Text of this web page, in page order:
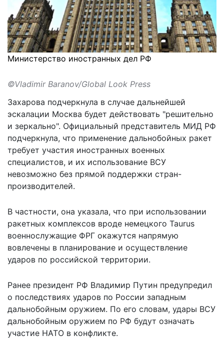
Министерство иностранных дел РФ
©Vladimir Baranov/Global Look Press
Захарова подчеркнула в случае дальнейшей
эскалации Москва будет действовать "решительно
и зеркально". Официальный представитель МИД РФ
подчеркнула, что применение дальнобойных ракет
требует участия иностранных военных
специалистов, и их использование ВСУ
невозможно без прямой поддержки стран-
производителей.
В частности, она указала, что при использовании
ракетных комплексов вроде немецкого Taurus
военнослужащие ФРГ окажутся напрямую
вовлечены в планирование и осуществление
ударов по российской территории.
Ранее президент РФ Владимир Путин предупредил
о последствиях ударов по России западным
дальнобойным оружием. По его словам, удары ВСУ
дальнобойным оружием по РФ будут означать
участие НАТО в конфликте.